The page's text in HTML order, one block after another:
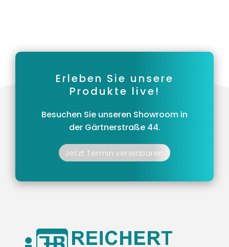
Erleben Sie unsere
Produkte live!
Besuchen Sie unseren Showroom in
der Gärtnerstraße 44.
Jetzt Termin vereinbaren